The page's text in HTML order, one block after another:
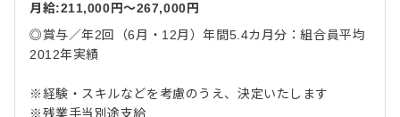
月給:211,000円〜267,000円
◎賞与／年2回（6月・12月）年間5.4カ月分：組合員平均
2012年実績
※経験・スキルなどを考慮のうえ、決定いたします
※残業手当別途支給